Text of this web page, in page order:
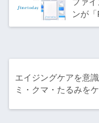
ンが
エイジングケアを意
ミ・クマ・たるみを